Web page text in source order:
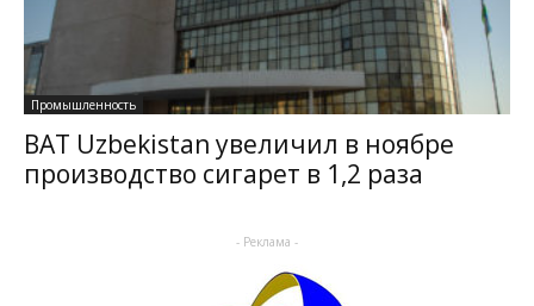
Промышленность
BAT Uzbekistan увеличил в ноябре
производство сигарет в 1,2 раза
- Реклама -